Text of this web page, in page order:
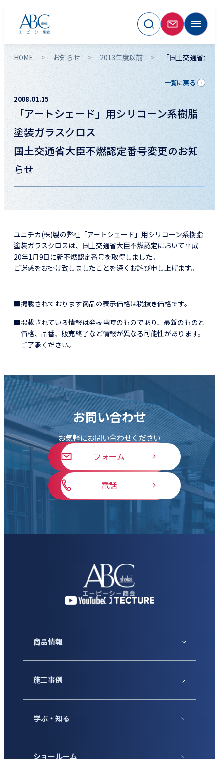
HOME お知らせ 2013年度以前 「国土交通省大
2008.01.15
「アートシェード」用シリコーン系樹脂
塗装ガラスクロス
国土交通省大臣不燃認定番号変更のお知
らせ
一覧に戻る
ユニチカ(株)製の弊社「アートシェード」用シリコーン系樹脂
塗装ガラスクロスは、国土交通省大臣不燃認定において平成
20年1月9日に新不燃認定番号を取得しました。
ご迷惑をお掛け致しましたことを深くお詫び申し上げます。
■掲載されております商品の表示価格は税抜き価格です。
■掲載されている情報は発表当時のものであり、最新のものと
価格、品番、販売終了など情報が異なる可能性があります。
ご了承ください。
お問い合わせ
お気軽にお問い合わせください
フォーム
電話
商品情報
施工事例
学ぶ・知る
ショールーム